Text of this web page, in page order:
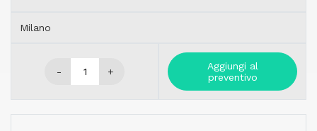
Milano
- +
Aggiungi al
preventivo